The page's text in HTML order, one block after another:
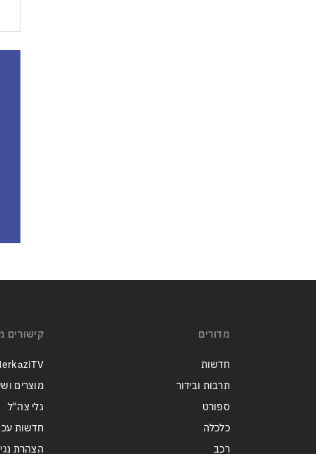
מדורים
חדשות
תרבות ובידור
ספורט
כלכלה
רכב
קישורים
מוצרים
גלי צה"ל
חדשות
הצהרת